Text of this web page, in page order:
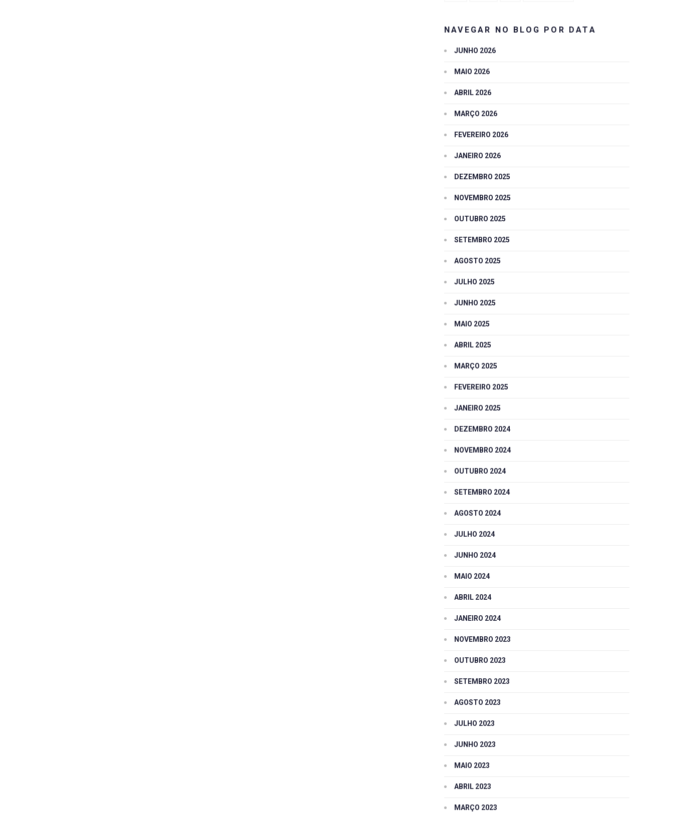
NAVEGAR NO BLOG POR DATA
JUNHO 2026
MAIO 2026
ABRIL 2026
MARÇO 2026
FEVEREIRO 2026
JANEIRO 2026
DEZEMBRO 2025
NOVEMBRO 2025
OUTUBRO 2025
SETEMBRO 2025
AGOSTO 2025
JULHO 2025
JUNHO 2025
MAIO 2025
ABRIL 2025
MARÇO 2025
FEVEREIRO 2025
JANEIRO 2025
DEZEMBRO 2024
NOVEMBRO 2024
OUTUBRO 2024
SETEMBRO 2024
AGOSTO 2024
JULHO 2024
JUNHO 2024
MAIO 2024
ABRIL 2024
JANEIRO 2024
NOVEMBRO 2023
OUTUBRO 2023
SETEMBRO 2023
AGOSTO 2023
JULHO 2023
JUNHO 2023
MAIO 2023
ABRIL 2023
MARÇO 2023